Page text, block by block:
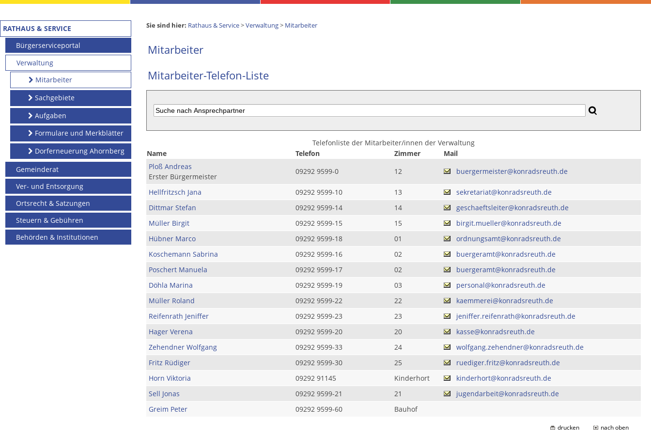
RATHAUS & SERVICE
Bürgerserviceportal
Verwaltung
Mitarbeiter
Sachgebiete
Aufgaben
Formulare und Merkblätter
Dorferneuerung Ahornberg
Gemeinderat
Ver- und Entsorgung
Ortsrecht & Satzungen
Steuern & Gebühren
Behörden & Institutionen
Sie sind hier: Rathaus & Service>Verwaltung> Mitarbeiter
Mitarbeiter
Mitarbeiter-Telefon-Liste
Telefonliste der Mitarbeiter/innen der Verwaltung
Name
Telefon Zimmer
Mail
Ploß Andreas
Erster Bürgermeister
09292 9599-0 12 buergermeister@konradsreuth.de
Hellfritzsch Jana 09292 9599-10 13
sekretariat@konradsreuth.de
Dittmar Stefan
09292 9599-14 14
geschaeftsleiter@konradsreuth.de
Müller Birgit
09292 9599-15 15
birgit.mueller@konradsreuth.de
Hübner Marco
09292 9599-18 01
ordnungsamt@konradsreuth.de
Koschemann Sabrina
09292 9599-16 02
buergeramt@konradsreuth.de
Poschert Manuela
09292 9599-17 02
buergeramt@konradsreuth.de
Döhla Marina
09292 9599-19 03
personal@konradsreuth.de
Müller Roland
09292 9599-22 22
kaemmerei@konradsreuth.de
Reifenrath Jeniffer
09292 9599-23 23
jeniffer.reifenrath@konradsreuth.de
Hager Verena
09292 9599-20 20
kasse@konradsreuth.de
Zehendner Wolfgang
09292 9599-33 24
wolfgang.zehendner@konradsreuth.de
Fritz Rüdiger
09292 9599-30 25
ruediger.fritz@konradsreuth.de
Horn Viktoria
09292 91145 Kinderhort
kinderhort@konradsreuth.de
Sell Jonas
09292 9599-21 21
jugendarbeit@konradsreuth.de
Greim Peter
09292 9599-60 Bauhof
drucken nach oben